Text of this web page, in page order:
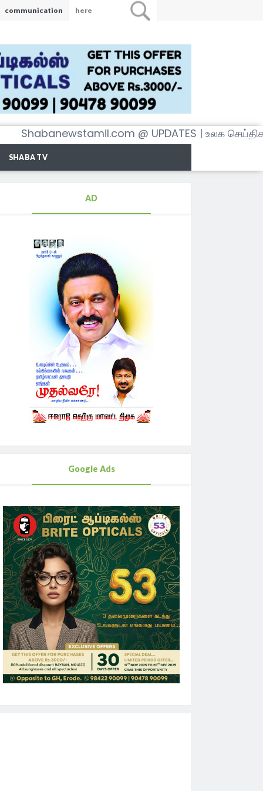
communication
@ UPDATES | உலக செய்திகள்
SHABA TV
AD
Google Ads